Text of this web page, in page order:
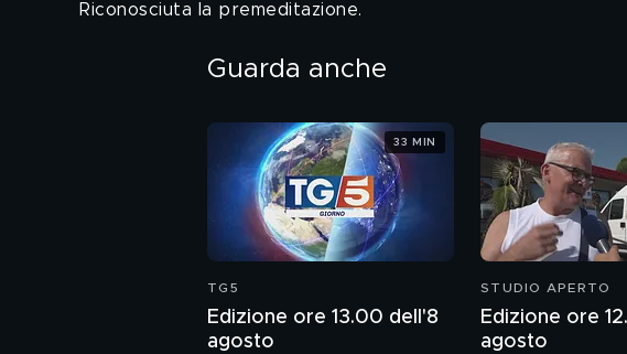
Riconosciuta la premeditazione.
Guarda anche
TG5
Edizione ore 13.00 dell'8
agosto
33 MIN
STUDIO APERTO
Edizione ore
agosto